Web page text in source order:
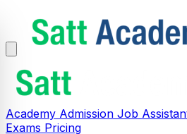
Academy Admission Job
Exams Pricing